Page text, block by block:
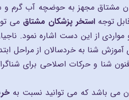
مشتاق مجهز به حوضچه آب گرم و
توجهاستخر پزشکان مشتاق می
از این دست اشاره نمود.
شنا به خردسالان از مراحل
شنا و حرکات اصلاحی برای
می باشد که می توانید نسبت به